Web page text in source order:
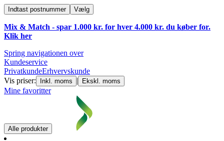
Indtast postnummer Vælg
Mix & Match - spar 1.000 kr. for hver 4.000 kr. du køber for.
Klik her
Spring navigationen over
Kundeservice
PrivatkundeErhvervskunde
Vis priser:
Inkl. moms | Ekskl. moms
Mine favoritter
Alle produkter